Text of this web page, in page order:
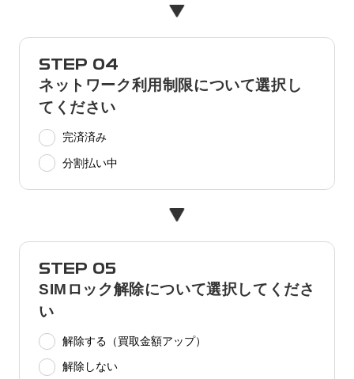
STEP 04
ネットワーク利用制限について選択し
てください
完済済み
分割払い中
STEP 05
SIMロック解除について選択してくださ
い
解除する（買取金額アップ）
解除しない